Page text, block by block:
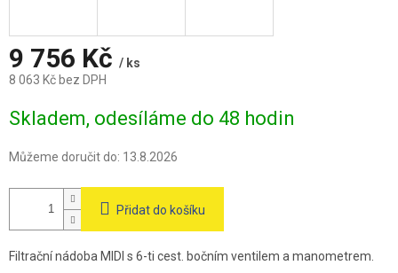
9 756 Kč / ks
8 063 Kč bez DPH
cena:
Skladem, odesíláme do 48 hodin
Můžeme doručit do: 13.8.2026
Přidat do košíku
Filtrační nádoba MIDI s 6-ti cest. bočním ventilem a manometrem.